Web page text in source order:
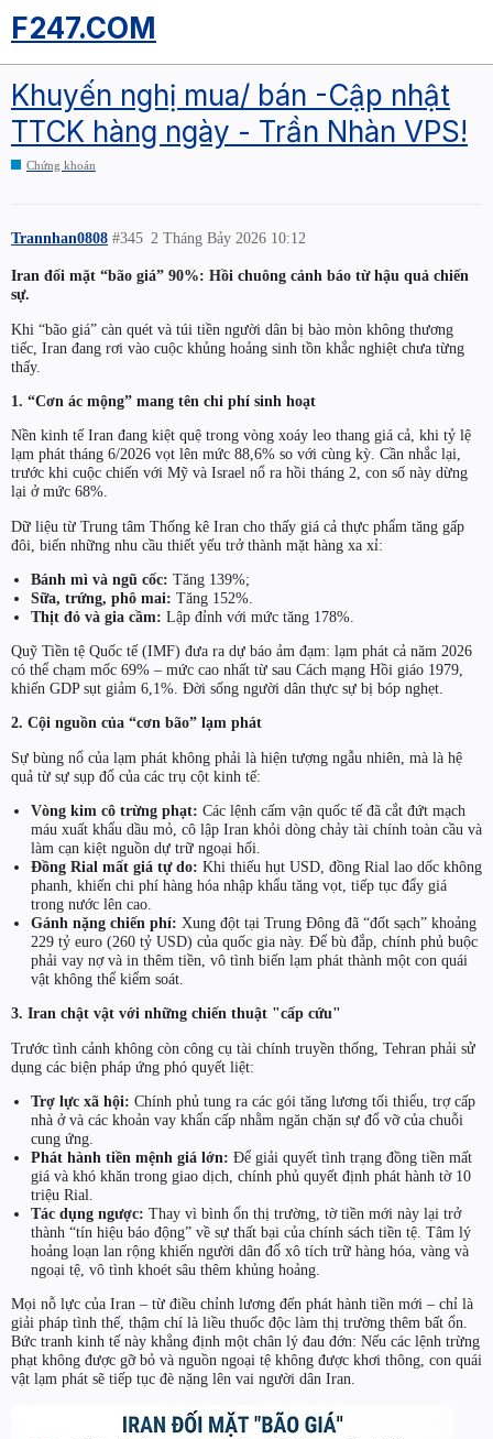
F247.COM
Khuyến nghị mua/ bán -Cập nhật
TTCK hàng ngày - Trần Nhàn VPS!
Chứng khoán
Trannhan0808 2 Tháng Bảy 2026 10:12
#345
Iran đối mặt “bão giá” 90%: Hồi chuông cảnh báo từ hậu quả chiến
sự.
Khi “bão giá” càn quét và túi tiền người dân bị bào mòn không thương
tiếc, Iran đang rơi vào cuộc khủng hoảng sinh tồn khắc nghiệt chưa từng
thấy.
1. “Cơn ác mộng” mang tên chi phí sinh hoạt
Nền kinh tế Iran đang kiệt quệ trong vòng xoáy leo thang giá cả, khi tỷ lệ
lạm phát tháng 6/2026 vọt lên mức 88,6% so với cùng kỳ. Cần nhắc lại,
trước khi cuộc chiến với Mỹ và Israel nổ ra hồi tháng 2, con số này dừng
lại ở mức 68%.
Dữ liệu từ Trung tâm Thống kê Iran cho thấy giá cả thực phẩm tăng gấp
đôi, biến những nhu cầu thiết yếu trở thành mặt hàng xa xỉ:
Bánh mì và ngũ cốc: Tăng 139%;
Sữa, trứng, phô mai: Tăng 152%.
Thịt đỏ và gia cầm: Lập đỉnh với mức tăng 178%.
Quỹ Tiền tệ Quốc tế (IMF) đưa ra dự báo ảm đạm: lạm phát cả năm 2026
có thể chạm mốc 69% – mức cao nhất từ sau Cách mạng Hồi giáo 1979,
khiến GDP sụt giảm 6,1%. Đời sống người dân thực sự bị bóp nghẹt.
2. Cội nguồn của “cơn bão” lạm phát
Sự bùng nổ của lạm phát không phải là hiện tượng ngẫu nhiên, mà là hệ
quả từ sự sụp đổ của các trụ cột kinh tế:
Vòng kim cô trừng phạt: Các lệnh cấm vận quốc tế đã cắt đứt mạch
máu xuất khẩu dầu mỏ, cô lập Iran khỏi dòng chảy tài chính toàn cầu và
làm cạn kiệt nguồn dự trữ ngoại hối.
Đồng Rial mất giá tự do: Khi thiếu hụt USD, đồng Rial lao dốc không
phanh, khiến chi phí hàng hóa nhập khẩu tăng vọt, tiếp tục đẩy giá
trong nước lên cao.
Gánh nặng chiến phí: Xung đột tại Trung Đông đã “đốt sạch” khoảng
229 tỷ euro (260 tỷ USD) của quốc gia này. Để bù đắp, chính phủ buộc
phải vay nợ và in thêm tiền, vô tình biến lạm phát thành một con quái
vật không thể kiểm soát.
3. Iran chật vật với những chiến thuật "cấp cứu"
Trước tình cảnh không còn công cụ tài chính truyền thống, Tehran phải sử
dụng các biện pháp ứng phó quyết liệt:
Trợ lực xã hội: Chính phủ tung ra các gói tăng lương tối thiểu, trợ cấp
nhà ở và các khoản vay khẩn cấp nhằm ngăn chặn sự đổ vỡ của chuỗi
cung ứng.
Phát hành tiền mệnh giá lớn: Để giải quyết tình trạng đồng tiền mất
giá và khó khăn trong giao dịch, chính phủ quyết định phát hành tờ 10
triệu Rial.
Tác dụng ngược: Thay vì bình ổn thị trường, tờ tiền mới này lại trở
thành “tín hiệu báo động” về sự thất bại của chính sách tiền tệ. Tâm lý
hoảng loạn lan rộng khiến người dân đổ xô tích trữ hàng hóa, vàng và
ngoại tệ, vô tình khoét sâu thêm khủng hoảng.
Mọi nỗ lực của Iran – từ điều chỉnh lương đến phát hành tiền mới – chỉ là
giải pháp tình thế, thậm chí là liều thuốc độc làm thị trường thêm bất ổn.
Bức tranh kinh tế này khẳng định một chân lý đau đớn: Nếu các lệnh trừng
phạt không được gỡ bỏ và nguồn ngoại tệ không được khơi thông, con quái
vật lạm phát sẽ tiếp tục đè nặng lên vai người dân Iran.